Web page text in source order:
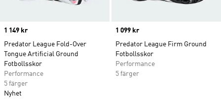
Price
1 149 kr
Predator League Fold-Over
Tongue Artificial Ground
Fotbollsskor
Performance
5 färger
Nyhet
Price
1 099 kr
Predator League Firm Ground
Fotbollsskor
Performance
5 färger